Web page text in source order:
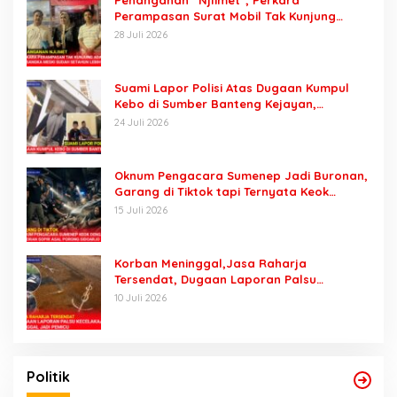
Perampasan Surat Mobil Tak Kunjung
Tersangka Padahal Setahun di Polres
28 Juli 2026
Suami Lapor Polisi Atas Dugaan Kumpul
Kebo di Sumber Banteng Kejayan,
Keluarga Minta Segera Ditangkap
24 Juli 2026
Oknum Pengacara Sumenep Jadi Buronan,
Garang di Tiktok tapi Ternyata Keok
Dengan Laporan Seorang Sopir
15 Juli 2026
Korban Meninggal,Jasa Raharja
Tersendat, Dugaan Laporan Palsu
Kecelakaan Tunggal Jadi Pemicu
10 Juli 2026
Politik